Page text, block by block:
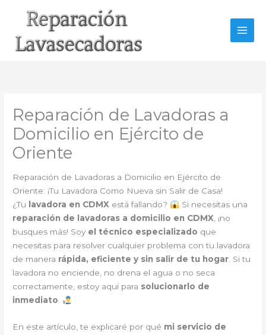
Reparación de Lavadoras a
Domicilio en Ejército de
Oriente
Reparación de Lavadoras a Domicilio en Ejército de
Oriente: ¡Tu Lavadora Como Nueva sin Salir de Casa!
¿Tu
lavadora en CDMX está fallando?
Si necesitas una
reparación de lavadoras a domicilio en CDMX, ¡no
busques más! Soy el técnico especializado que
necesitas para resolver cualquier problema con tu lavadora
de manera rápida, eficiente y sin salir de tu hogar. Si tu
lavadora no enciende, no drena el agua o no seca
correctamente, estoy aquí para solucionarlo de
inmediato.
En este artículo, te explicaré por qué mi servicio de